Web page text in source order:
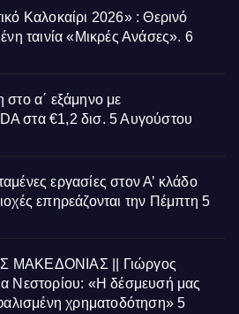
Καλοκαίρι 2026» : Θερινό
ταινία «Μικρές Ανάσες». 6
α΄ εξάμηνο με
στα €1,2 δισ. 5 Αυγούστου
εργασίες στον Α’ κλάδο
επηρεάζονται την Πέμπτη 5
ΜΑΚΕΔΟΝΙΑΣ || Γιώργος
Νεστορίου: «Η δέσμευσή μας
χρηματοδότηση» 5